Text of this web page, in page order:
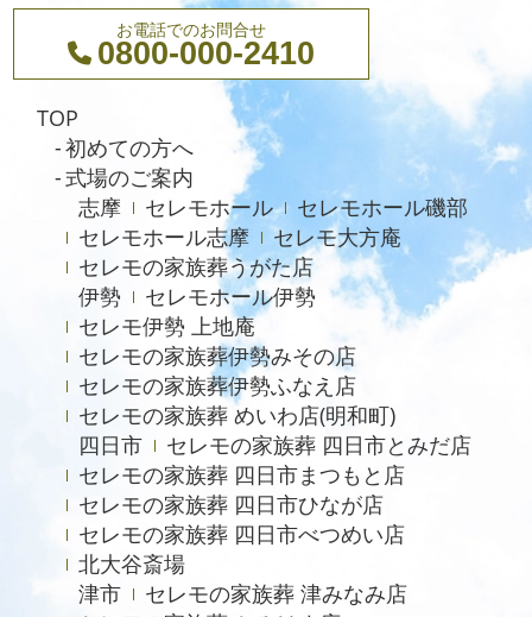
お電話でのお問合せ
0800-000-2410
TOP
初めての方へ
式場のご案内
志摩
セレモホール
セレモホール磯部
セレモホール志摩
セレモ大方庵
セレモの家族葬うがた店
伊勢
セレモホール伊勢
セレモ伊勢 上地庵
セレモの家族葬伊勢みその店
セレモの家族葬伊勢ふなえ店
セレモの家族葬 めいわ店(明和町)
四日市
セレモの家族葬 四日市とみだ店
セレモの家族葬 四日市まつもと店
セレモの家族葬 四日市ひなが店
セレモの家族葬 四日市べつめい店
北大谷斎場
津市
セレモの家族葬 津みなみ店